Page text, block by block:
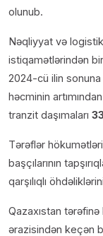
olunub.
Nəqliyyat və
istiqamətlərindən
2024-cü ilin sonuna
həcminin
tranzit daşımaları 33
Tərəflər
başçılarının
qarşılıqlı
Qazaxıstan
ərazisindən keçən